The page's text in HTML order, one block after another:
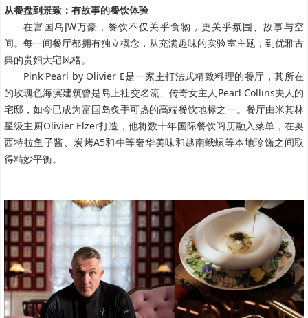
从餐盘到景致：有故事的餐饮体验
在富国岛JW万豪，餐饮不仅关乎食物，更关乎氛围、故事与空
间。每一间餐厅都拥有独立概念，从充满趣味的实验室主题，到优雅古
典的贵妇大宅风格。
Pink Pearl by Olivier E是一家主打法式精致料理的餐厅，其所在
的玫瑰色海滨建筑曾是岛上社交名流、传奇女主人Pearl Collins夫人的
宅邸，如今已成为富国岛炙手可热的高端餐饮地标之一。餐厅由米其林
星级主厨Olivier Elzer打造，他将数十年国际餐饮阅历融入菜单，在奥
西特拉鱼子酱、炭烤A5和牛等奢华美味和越南蛾螺等本地珍馐之间取
得精妙平衡。